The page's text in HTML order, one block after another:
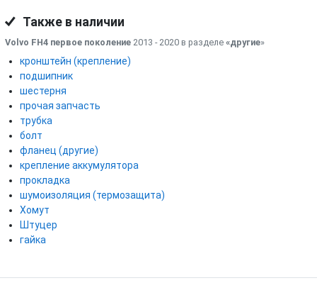
Также в наличии
Volvo FH4 первое поколение 2013 - 2020 в разделе «другие»
кронштейн (крепление)
подшипник
шестерня
прочая запчасть
трубка
болт
фланец (другие)
крепление аккумулятора
прокладка
шумоизоляция (термозащита)
Хомут
Штуцер
гайка